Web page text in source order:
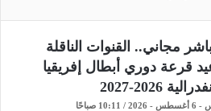
مجاني.. القنوات الناقلة
قرعة دوري أبطال إفريقيا
2026-2027
صباحًا